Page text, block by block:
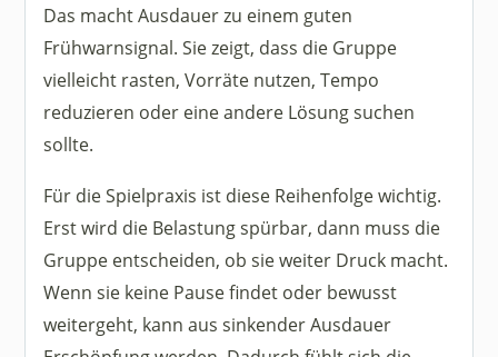
Das macht Ausdauer zu einem guten
Frühwarnsignal. Sie zeigt, dass die Gruppe
vielleicht rasten, Vorräte nutzen, Tempo
reduzieren oder eine andere Lösung suchen
sollte.
Für die Spielpraxis ist diese Reihenfolge wichtig.
Erst wird die Belastung spürbar, dann muss die
Gruppe entscheiden, ob sie weiter Druck macht.
Wenn sie keine Pause findet oder bewusst
weitergeht, kann aus sinkender Ausdauer